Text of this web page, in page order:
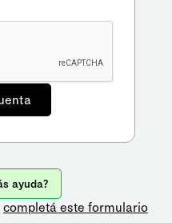
ayuda?
completá este formulario